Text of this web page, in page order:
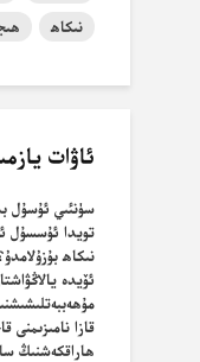
نىكاھ
ئاۋات
سۈنئىي ئۇسۇل
تويدا ئۇسسۇل
نىكاھ
ئۆيدە
قازا نامىزىمنى
ھاراقكەشنىڭ